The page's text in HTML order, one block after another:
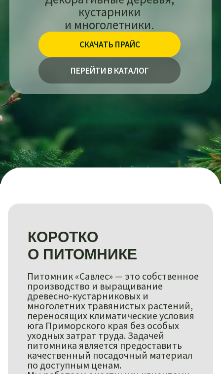
ПЕРЕЙТИ В КАТАЛОГ
КОРОТКО
О ПИТОМНИКЕ
питомника является предоставить
качественный посадочный материал
по доступным ценам.
Мы работаем с частными клиентами
широкий ассортимент лиственных
и хвойных культур.
Все растения выращиваются с учётом
климатических условий региона.
Вы можете выбрать подходящие
позиции в каталоге или скачать
актуальный прайс-лист.